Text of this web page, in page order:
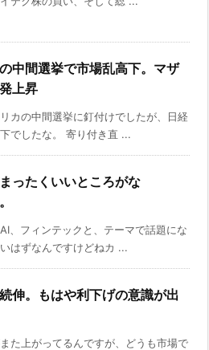
中間選挙で市場乱高下。マザ
上昇
カの中間選挙に釘付けでしたが、日経
でしたな。 寄り付き直 ...
ったくいいところがな
、フィンテックと、テーマで話題にな
はずなんですけどねカ ...
伸。もはや利下げの意識が出
た上がってるんですが、どうも市場で